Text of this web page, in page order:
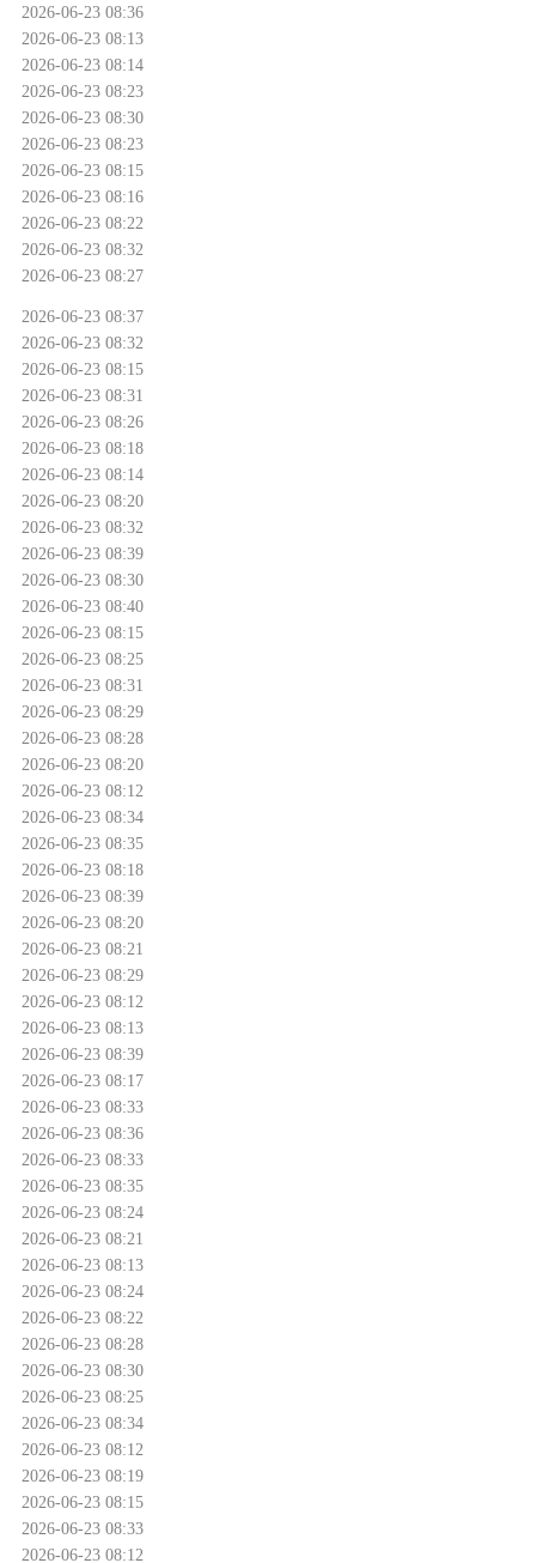
2026-06-23 08:36
2026-06-23 08:13
2026-06-23 08:14
2026-06-23 08:23
2026-06-23 08:30
2026-06-23 08:23
2026-06-23 08:15
2026-06-23 08:16
2026-06-23 08:22
2026-06-23 08:32
2026-06-23 08:27
2026-06-23 08:37
2026-06-23 08:32
2026-06-23 08:15
2026-06-23 08:31
2026-06-23 08:26
2026-06-23 08:18
2026-06-23 08:14
2026-06-23 08:20
2026-06-23 08:32
2026-06-23 08:39
2026-06-23 08:30
2026-06-23 08:40
2026-06-23 08:15
2026-06-23 08:25
2026-06-23 08:31
2026-06-23 08:29
2026-06-23 08:28
2026-06-23 08:20
2026-06-23 08:12
2026-06-23 08:34
2026-06-23 08:35
2026-06-23 08:18
2026-06-23 08:39
2026-06-23 08:20
2026-06-23 08:21
2026-06-23 08:29
2026-06-23 08:12
2026-06-23 08:13
2026-06-23 08:39
2026-06-23 08:17
2026-06-23 08:33
2026-06-23 08:36
2026-06-23 08:33
2026-06-23 08:35
2026-06-23 08:24
2026-06-23 08:21
2026-06-23 08:13
2026-06-23 08:24
2026-06-23 08:22
2026-06-23 08:28
2026-06-23 08:30
2026-06-23 08:25
2026-06-23 08:34
2026-06-23 08:12
2026-06-23 08:19
2026-06-23 08:15
2026-06-23 08:33
2026-06-23 08:12